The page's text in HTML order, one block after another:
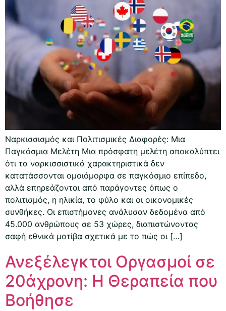
Ναρκισσισμός και Πολιτισμικές Διαφορές: Μια
Παγκόσμια Μελέτη Μια πρόσφατη μελέτη αποκαλύπτει
ότι τα ναρκισσιστικά χαρακτηριστικά δεν
κατατάσσονται ομοιόμορφα σε παγκόσμιο επίπεδο,
αλλά επηρεάζονται από παράγοντες όπως ο
πολιτισμός, η ηλικία, το φύλο και οι οικονομικές
συνθήκες. Οι επιστήμονες ανάλυσαν δεδομένα από
45.000 ανθρώπους σε 53 χώρες, διαπιστώνοντας
σαφή εθνικά μοτίβα σχετικά με το πώς οι […]
Ανεξέλεγκτοι Οργασμοί σε
20άχρονη: Η Θεραπεία που
Βοήθησε